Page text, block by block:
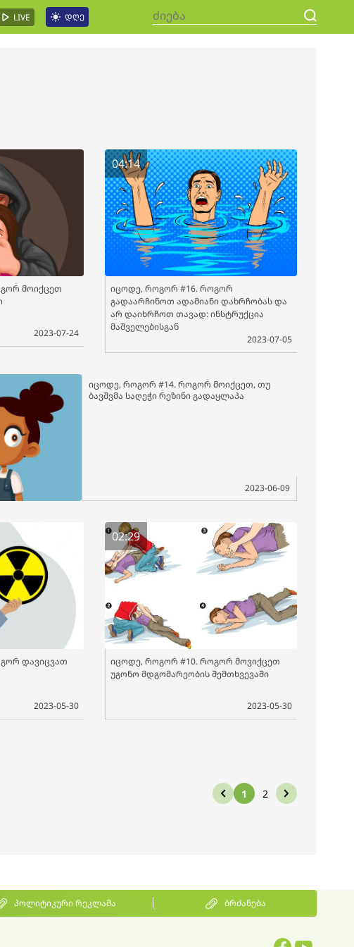
LIVE დღე
მოიქცეთ
2023-07-24
04:14
იცოდე, როგორ #16. როგორ
გადაარჩინოთ ადამიანი დახრჩობას და
არ დაიხრჩოთ თავად: ინსტრუქცია
მაშველებისგან
2023-07-05
იცოდე, როგორ #14. როგორ მოიქცეთ, თუ
ბავშვმა საღეჭი რეზინი გადაყლაპა
2023-06-09
დავიცვათ
2023-05-30
02:29
იცოდე, როგორ #10. როგორ მოვიქცეთ
უგონო მდგომარეობის შემთხვევაში
2023-05-30
1 2
პოლიტიკური რეკლამა ბრძანება